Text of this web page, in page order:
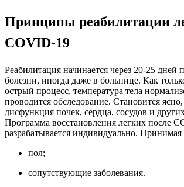
Принципы реабилитации
COVID-19
Реабилитация начинается через 20-25 дней
болезни, иногда даже в больнице. Как
острый процесс, температура тела
проводится обследование. Становится ясно,
дисфункция почек, сердца, сосудов и
Программа восстановления легких после
разрабатывается индивидуально.
пол;
сопутствующие заболевания.